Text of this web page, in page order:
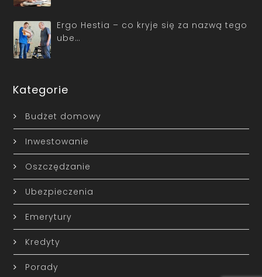
Ergo Hestia – co kryje się za nazwą tego
ube…
Kategorie
Budżet domowy
Inwestowanie
Oszczędzanie
Ubezpieczenia
Emerytury
Kredyty
Porady